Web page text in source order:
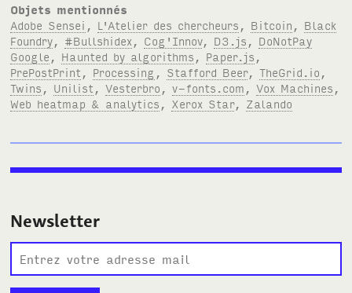
Objets mentionnés
Adobe Sensei
L'Atelier des chercheurs Bitcoin
Black
Foundry
#Bullshidex Cog'Innov, D3.js
DoNotPay
Google
Haunted by algorithms Paper.js
PrePostPrint
Processing Stafford Beer,TheGrid.io
Twins
Unilist ,Vesterbro ,v-fonts.com ,Vox Machines
Web heatmap & analytics
Xerox Star, Zalando
Newsletter